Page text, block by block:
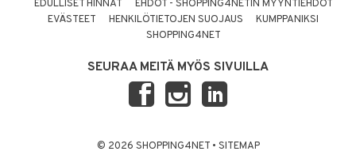
EDULLISET HINNAT
EHDOT - SHOPPING4NETIN MYYNTIEHDOT
EVÄSTEET
HENKILÖTIETOJEN SUOJAUS
KUMPPANIKSI
SHOPPING4NET
SEURAA MEITÄ MYÖS SIVUILLA
© 2026 SHOPPING4NET • SITEMAP